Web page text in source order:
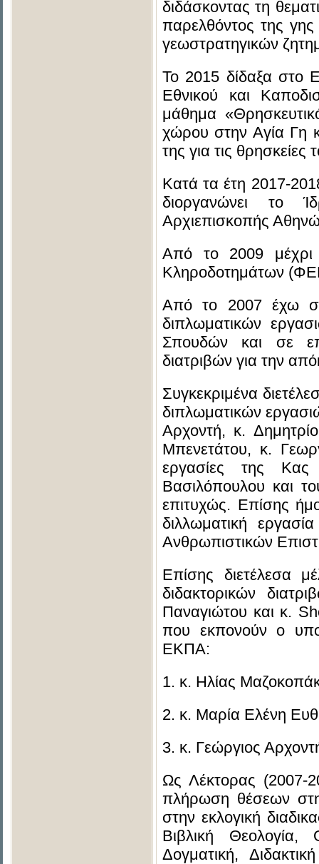
διδάσκοντας τη
παρελθόντος της
γεωστρατηγικών
Το 2015 δίδαξα στο
Εθνικού και
μάθημα
χώρου στην Αγία Γη
της για τις
Κατά τα έτη 2017-
διοργανώνει το
Αρχιεπισκοπής
Από το 2009 μέχρι
Κληροδοτημάτων
Από το 2007 έχω
διπλωματικών
Σπουδών και σε
διατριβών για την
Συγκεκριμένα
διπλωματικών
Αρχοντή, κ.
Μπενετάτου, κ.
εργασίες της
Βασιλόπουλου και
επιτυχώς. Επίσης
διλλωματική
Ανθρωπιστικών
Επίσης διετέλεσα
διδακτορικών
Παναγιώτου και κ.
που εκπονούν ο
ΕΚΠΑ:
1. κ. Ηλίας
2. κ. Μαρία Ελένη
3. κ. Γεώργιος
Ως Λέκτορας (2007-
πλήρωση θέσεων στη
στην εκλογική
Βιβλική Θεολογία,
Δογματική,